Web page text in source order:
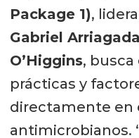
Package 1),
Gabriel
O’Higgins,
prácticas y
directamente en
antimicrobianos.